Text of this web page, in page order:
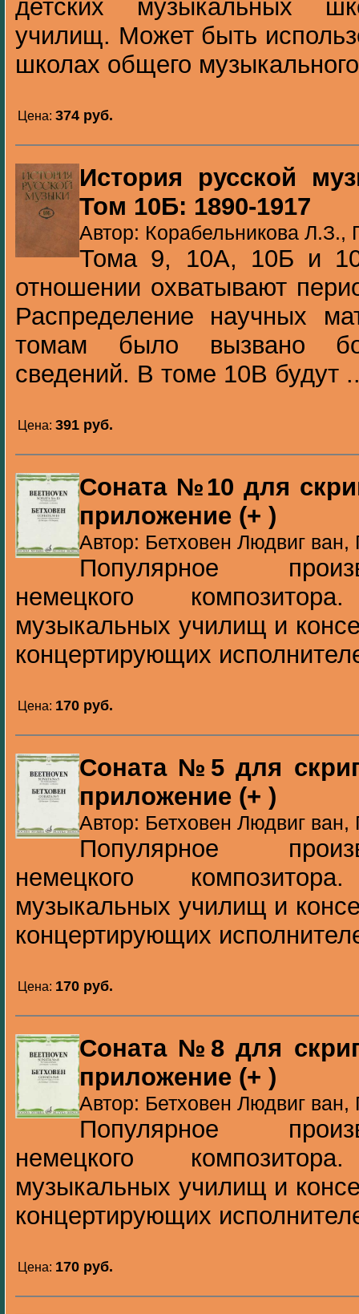
детских музыкальных
училищ. Может быть
школах общего
Цена: 374 pуб.
История русской
Том 10Б: 1890-1917
Автор: Корабельникова Л.З.,
Тома 9, 10А, 10Б и
отношении охватывают
Распределение научных
томам было вызвано
сведений. В томе 10В будут
Цена: 391 pуб.
Соната №10 для
приложение (+ )
Автор: Бетховен Людвиг ван,
Популярное
немецкого
музыкальных училищ и
концертирующих
Цена: 170 pуб.
Соната №5 для
приложение (+ )
Автор: Бетховен Людвиг ван,
Популярное
немецкого
музыкальных училищ и
концертирующих
Цена: 170 pуб.
Соната №8 для
приложение (+ )
Автор: Бетховен Людвиг ван,
Популярное
немецкого
музыкальных училищ и
концертирующих
Цена: 170 pуб.